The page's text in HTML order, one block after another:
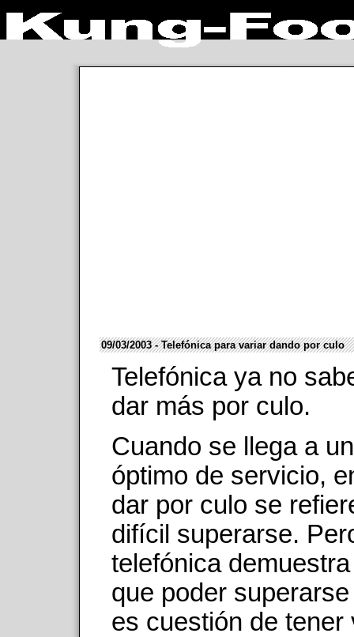
09/03/2003 - Telefónica para variar dando por culo
Telefónica ya no
dar más por culo.
Cuando se llega a
óptimo de servicio,
dar por culo se
difícil superarse.
telefónica
que poder
es cuestión de tener